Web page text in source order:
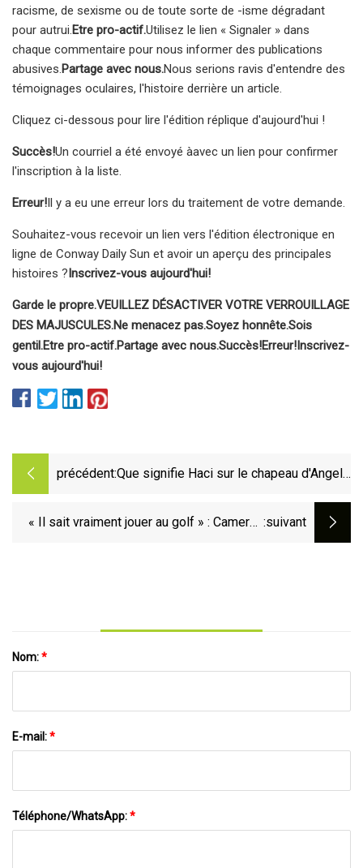
racisme, de sexisme ou de toute sorte de -isme dégradant
pour autrui.Etre pro-actif.Utilisez le lien « Signaler » dans
chaque commentaire pour nous informer des publications
abusives.Partage avec nous.Nous serions ravis d'entendre des
témoignages oculaires, l'histoire derrière un article.
Cliquez ci-dessous pour lire l'édition réplique d'aujourd'hui !
Succès!Un courriel a été envoyé àavec un lien pour confirmer
l'inscription à la liste.
Erreur!Il y a eu une erreur lors du traitement de votre demande.
Souhaitez-vous recevoir un lien vers l'édition électronique en
ligne de Conway Daily Sun et avoir un aperçu des principales
histoires ?Inscrivez-vous aujourd'hui!
Garde le propre.VEUILLEZ DÉSACTIVER VOTRE VERROUILLAGE
DES MAJUSCULES.Ne menacez pas.Soyez honnête.Sois
gentil.Etre pro-actif.Partage avec nous.Succès!Erreur!Inscrivez-
vous aujourd'hui!
précédent:Que signifie Haci sur le chapeau d'Angel
« Il sait vraiment jouer au golf » : Cameron :suivant
Nom:*
E-mail:*
Téléphone/WhatsApp:*